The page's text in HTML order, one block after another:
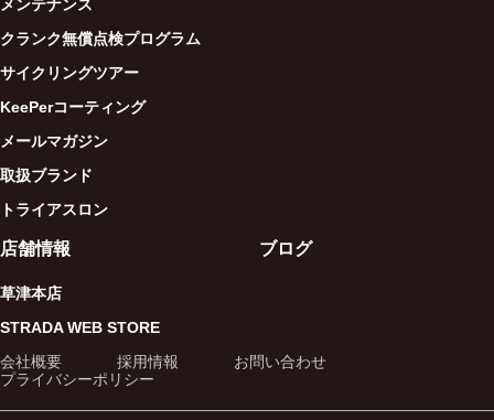
メンテナンス
クランク無償点検プログラム
サイクリングツアー
KeePerコーティング
メールマガジン
取扱ブランド
トライアスロン
店舗情報
草津本店
STRADA WEB STORE
ブログ
会社概要 採用情報
お問い合わせ
プライバシーポリシー